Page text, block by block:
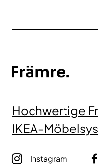
Hochwertige
IKEA-
Instagram